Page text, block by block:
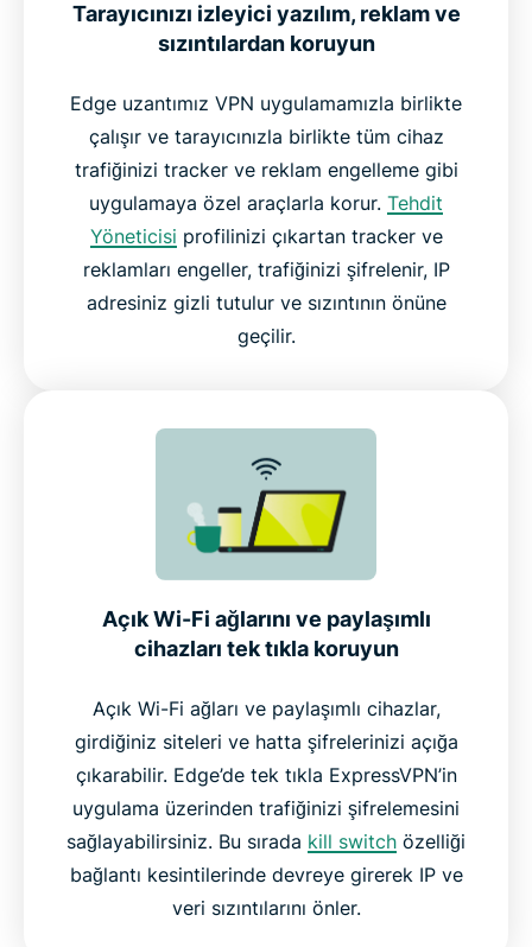
Tarayıcınızı izleyici yazılım, reklam ve
sızıntılardan koruyun
Edge uzantımız VPN uygulamamızla birlikte
çalışır ve tarayıcınızla birlikte tüm cihaz
trafiğinizi tracker ve reklam engelleme gibi
uygulamaya özel araçlarla korur. Tehdit
Yöneticisi profilinizi çıkartan tracker ve
reklamları engeller, trafiğinizi şifrelenir, IP
adresiniz gizli tutulur ve sızıntının önüne
geçilir.
Açık Wi-Fi ağlarını ve paylaşımlı
cihazları tek tıkla koruyun
Açık Wi-Fi ağları ve paylaşımlı cihazlar,
girdiğiniz siteleri ve hatta şifrelerinizi açığa
çıkarabilir. Edge’de tek tıkla ExpressVPN’in
uygulama üzerinden trafiğinizi şifrelemesini
sağlayabilirsiniz. Bu sırada kill switch özelliği
bağlantı kesintilerinde devreye girerek IP ve
veri sızıntılarını önler.